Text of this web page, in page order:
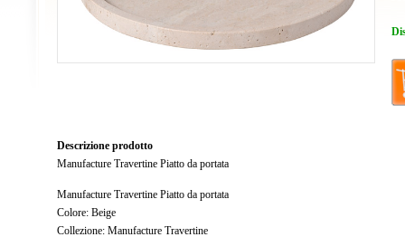
Descrizione prodotto
Manufacture Travertine Piatto da portata
Manufacture Travertine Piatto da portata
Colore: Beige
Collezione: Manufacture Travertine